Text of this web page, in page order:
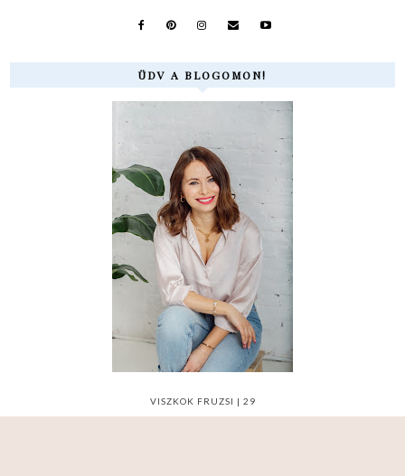
ÜDV A BLOGOMON!
VISZKOK FRUZSI | 29